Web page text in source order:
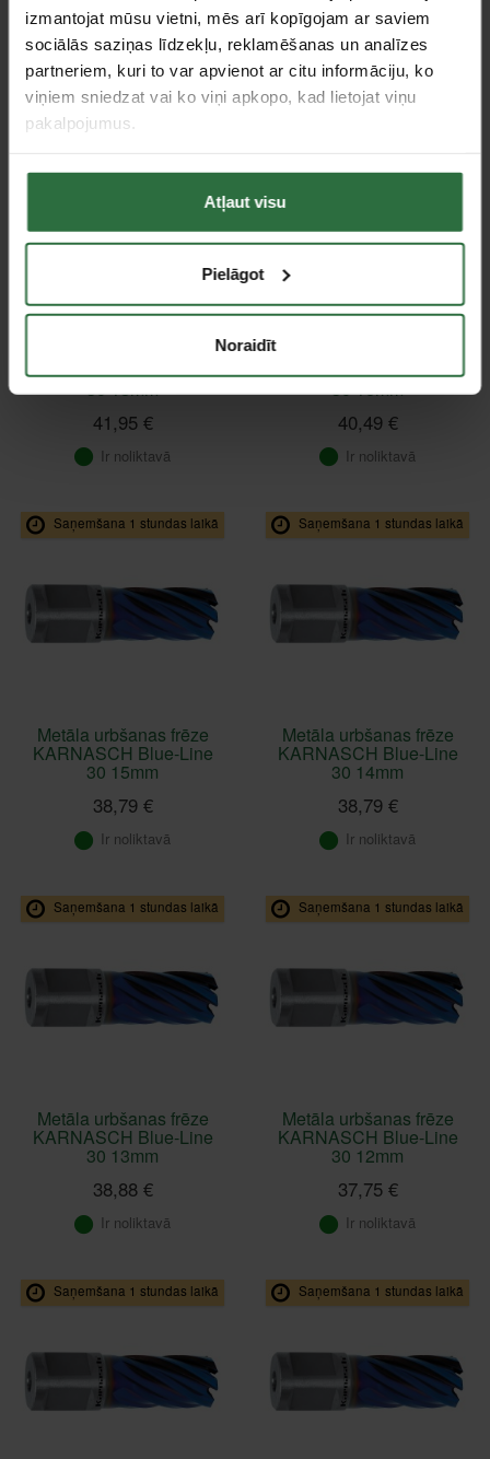
izmantojat mūsu vietni, mēs arī kopīgojam ar saviem
sociālās saziņas līdzekļu, reklamēšanas un analīzes
partneriem, kuri to var apvienot ar citu informāciju, ko
viņiem sniedzat vai ko viņi apkopo, kad lietojat viņu
pakalpojumus.
Atļaut visu
Pielāgot
Noraidīt
59,49 €
Ir noliktavā
30 19mm
43,21 €
Ir noliktavā
KARNASCH Blue-Line
30 18mm
41,95 €
Ir noliktavā
KARNASCH Blue-Line
30 16mm
40,49 €
Ir noliktavā
Saņemšana 1 stundas laikā
Metāla urbšanas frēze
KARNASCH Blue-Line
30 15mm
38,79 €
Ir noliktavā
Saņemšana 1 stundas laikā
Metāla urbšanas frēze
KARNASCH Blue-Line
30 14mm
38,79 €
Ir noliktavā
Saņemšana 1 stundas laikā
Metāla urbšanas frēze
KARNASCH Blue-Line
30 13mm
38,88 €
Ir noliktavā
Saņemšana 1 stundas laikā
Metāla urbšanas frēze
KARNASCH Blue-Line
30 12mm
37,75 €
Ir noliktavā
Saņemšana 1 stundas laikā Saņemšana 1 stundas laikā